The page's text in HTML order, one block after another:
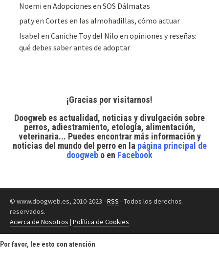
Noemi enAdopciones en SOS Dálmatas
patyenCortes en las almohadillas, cómo actuar
Isabel enCaniche Toy del Nilo en opiniones y reseñas:
qué debes saber antes de adoptar
¡Gracias por visitarnos!
Doogweb es actualidad, noticias y divulgación sobre
perros, adiestramiento, etología, alimentación,
veterinaria... Puedes encontrar más información y
noticias del mundo del perroen la página principal de
doogweb o en Facebook
© www.doogweb.es, 2010-2023 -RSS - Todos los derechos
reservados.
Acerca de Nosotros | Política de Cookies
Por favor, lee esto con atención